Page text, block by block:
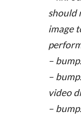
should
image
–
–
video
–